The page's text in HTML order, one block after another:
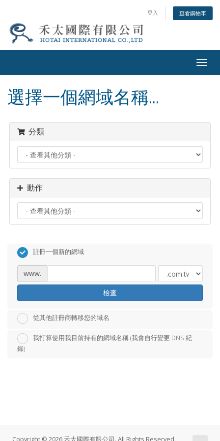
登入 查看購物車
選擇一個網域名稱...
分類
動作
註冊一個新的網域
www.
檢查
從其他註冊商轉移您的域名
我打算使用我目前持有的網域名稱 (我會自行變更 DNS 紀
錄)
Copyright © 2026 禾太國際有限公司. All Rights Reserved.